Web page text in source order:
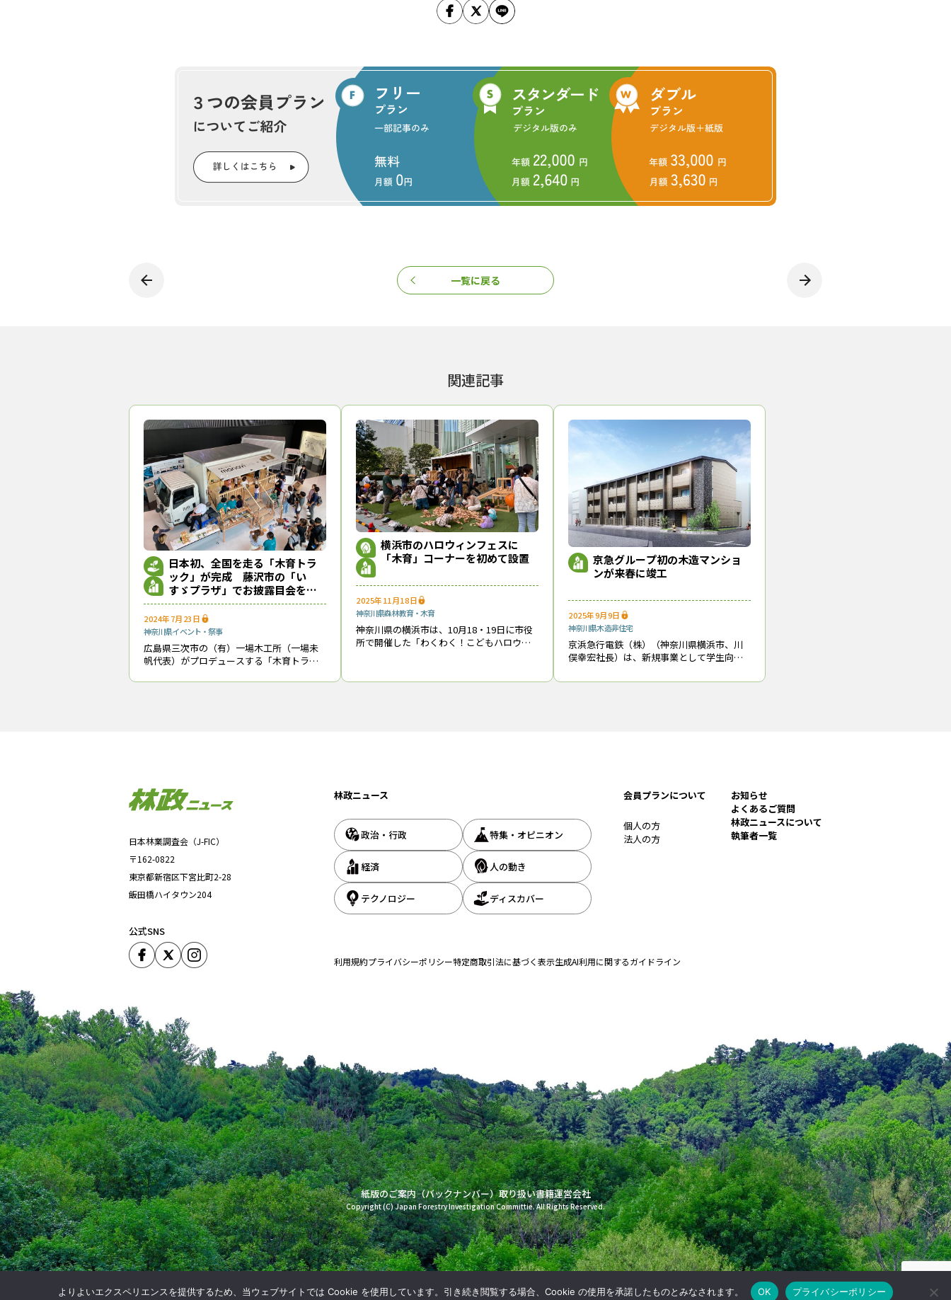
一覧に戻る
関連記事
日本初、全国を走る「木育トラ
ック」が完成 藤沢市の「い
すゞプラザ」でお披露目会を開
く
2024年7月23日
神奈川県イベント・祭事
広島県三次市の（有）一場木工所（一場未
帆代表）がプロデュースする「木育トラッ
29日に神奈川県藤沢市の「いすゞプラザ」
横浜市のハロウィンフェスに
「木育」コーナーを初めて設置
2025年11月18日
神奈川県森林教育・木育
神奈川県の横浜市は、10月18・19日に市役
所で開催した「わくわく！こどもハロウィ
児や低学年児童とその保護者向けに2
京急グループ初の木造マンショ
ンが来春に竣工
2025年9月9日
神奈川県木造非住宅
京浜急行電鉄（株）（神奈川県横浜市、川
俣幸宏社長）は、新規事業として学生向け
発表）。第１弾として横浜市内に京急グル
日本林業調査会（J-FIC）
〒162-0822
東京都新宿区下宮比町2-28
飯田橋ハイタウン204
公式SNS
林政ニュース
政治・行政 特集・オピニオン
経済 人の動き
テクノロジー ディスカバー
会員プランについて
個人の方
法人の方
お知らせ
よくあるご質問
林政ニュースについて
執筆者一覧
利用規約プライバシーポリシー特定商取引法に基づく表示生成AI利用に関するガイドライン
紙版のご案内（バックナンバー）取り扱い書籍運営会社
Copyright (C) Japan Forestry Investigation Committie. All Rights Reserved.
よりよいエクスペリエンスを提供するため、当ウェブサイトでは Cookie を使用しています。引き続き閲覧する場合、Cookie の使用を承諾したものとみなされます。 OK プライバシーポリシー